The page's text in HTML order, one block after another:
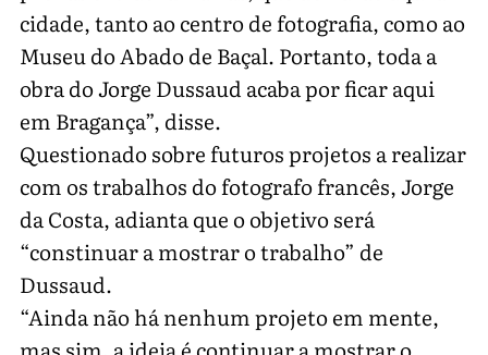
cidade, tanto ao centro de fotografia, como ao
Museu do Abado de Baçal. Portanto, toda a
obra do Jorge Dussaud acaba por ficar aqui
em Bragança”, disse.
Questionado sobre futuros projetos a realizar
com os trabalhos do fotografo francês, Jorge
da Costa, adianta que o objetivo será
“constinuar a mostrar o trabalho” de
Dussaud.
“Ainda não há nenhum projeto em mente,